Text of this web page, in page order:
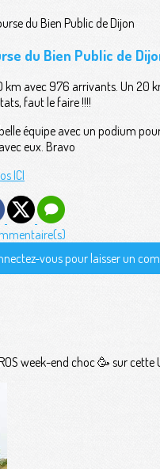
du Bien Public de
km avec 976 arrivants. Un 20
faut le faire !!!!
équipe avec un podium
eux. Bravo
ICI
vous pour laisser un
week-end choc 🥳 sur cette